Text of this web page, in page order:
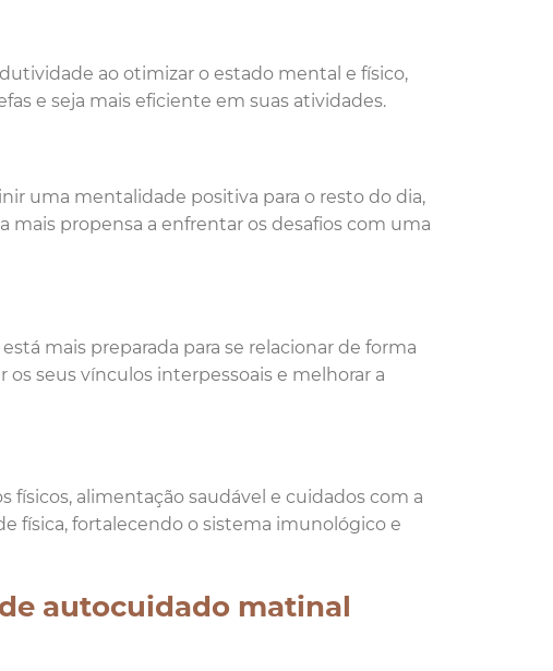
ao otimizar o estado mental e físico,
e seja mais eficiente em suas atividades.
uma mentalidade positiva para o resto do dia,
propensa a enfrentar os desafios com uma
mais preparada para se relacionar de forma
seus vínculos interpessoais e melhorar a
alimentação saudável e cuidados com a
física, fortalecendo o sistema imunológico e
autocuidado matinal